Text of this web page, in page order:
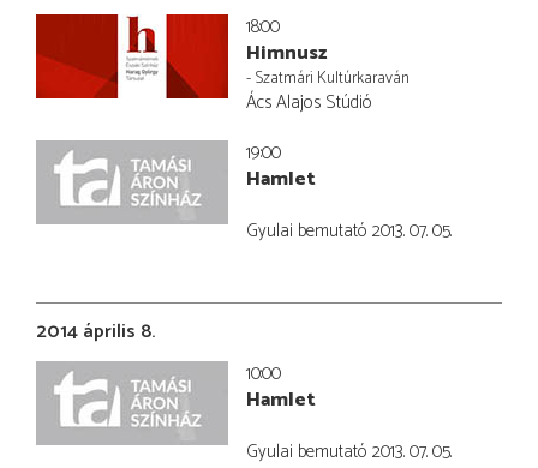
18:00
Himnusz
- Szatmári Kultúrkaraván
Ács Alajos Stúdió
19:00
Hamlet
Gyulai bemutató 2013. 07. 05.
2014 április 8.
10:00
Hamlet
Gyulai bemutató 2013. 07. 05.